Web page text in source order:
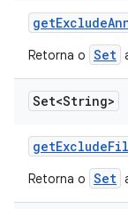
getExclude
Retorna o Set
Set<String>
getExclude
Retorna o Set